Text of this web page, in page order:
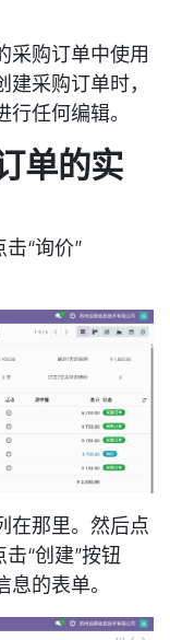
采购订单中使用
采购订单时，
任何编辑。
单的实
“询价”
在那里。然后点
“创建”按钮
的表单。